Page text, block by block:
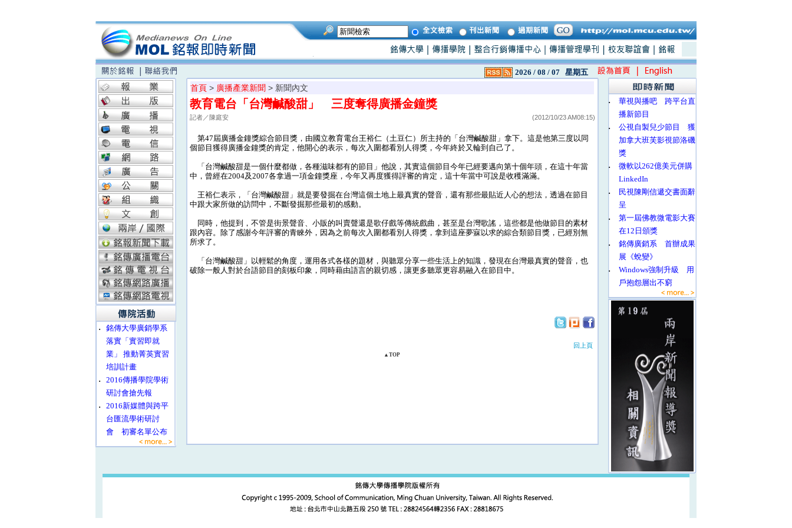
2026 / 08 / 07 星期五
‧
銘傳大學廣銷學系
落實「實習即就
業」 推動菁英實習
培訓計畫
‧
2016傳播學院學術
研討會搶先報
‧
2016新媒體與跨平
台匯流學術研討
會 初審名單公布
首頁 > 廣播產業新聞 > 新聞內文
教育電台「台灣鹹酸甜」 三度奪得廣播金鐘獎
記者／陳庭安 (2012/10/23 AM08:15)
第47屆廣播金鐘獎綜合節目獎，由國立教育電台王裕仁（土豆仁）所主持的「台灣鹹酸甜」拿下。這是他第三度以同
個節目獲得廣播金鐘獎的肯定，他開心的表示，每次入圍都看別人得獎，今年終於又輪到自己了。
「台灣鹹酸甜是一個什麼都做，各種滋味都有的節目」他說，其實這個節目今年已經要邁向第十個年頭，在這十年當
中，曾經在2004及2007各拿過一項金鐘獎座，今年又再度獲得評審的肯定，這十年當中可說是收穫滿滿。
王裕仁表示，「台灣鹹酸甜」就是要發掘在台灣這個土地上最真實的聲音，還有那些最貼近人心的想法，透過在節目
中跟大家所做的訪問中，不斷發掘那些最初的感動。
同時，他提到，不管是街景聲音、小販的叫賣聲還是歌仔戲等傳統戲曲，甚至是台灣歌謠，這些都是他做節目的素材
跟內容。除了感謝今年評審的青睞外，因為之前每次入圍都看別人得獎，拿到這座夢寐以求的綜合類節目獎，已經別無
所求了。
「台灣鹹酸甜」以輕鬆的角度，運用各式各樣的題材，與聽眾分享一些生活上的知識，發現在台灣最真實的聲音，也
破除一般人對於台語節目的刻板印象，同時藉由語言的親切感，讓更多聽眾更容易融入在節目中。
回上頁
▲TOP
‧
華視與播吧 跨平台直
播新節目
‧
公視自製兒少節目 獲
加拿大班芙影視節洛磯
獎
‧
微軟以262億美元併購
LinkedIn
‧
民視陳剛信遞交書面辭
呈
‧
第一屆佛教微電影大賽
在12日頒獎
‧
銘傳廣銷系 首辦成果
展《蛻變》
‧
Windows強制升級 用
戶抱怨層出不窮